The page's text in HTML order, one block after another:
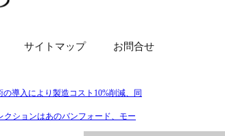
サイトマップ お問合せ